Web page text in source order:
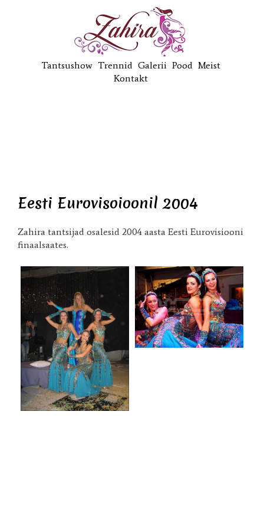
Tantsushow Trennid Galerii Pood Meist
Kontakt
Eesti Eurovisoioonil 2004
Zahira tantsijad osalesid 2004 aasta Eesti Eurovisiooni
finaalsaates.